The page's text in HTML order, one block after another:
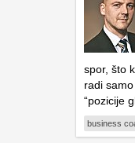
spor, što
radi
“pozicije
business